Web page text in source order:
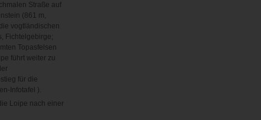
Straße auf
(861 m,
vogtländischen
Fichtelgebirge;
Topasfelsen
führt weiter zu
für die
Infotafel ).
Loipe nach einer